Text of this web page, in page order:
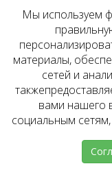
с
на этапе
СКЛАДЫ
с арендным
с
на этапе
+7 495 637 80
г. Москва
,ул.
Мы используем
материалы,
сетей и
вами нашего
социальным